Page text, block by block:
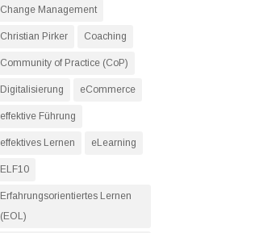
Change Management
Christian Pirker Coaching
Community of Practice (CoP)
Digitalisierung eCommerce
effektive Führung
effektives Lernen eLearning
ELF10
Erfahrungsorientiertes Lernen
(EOL)